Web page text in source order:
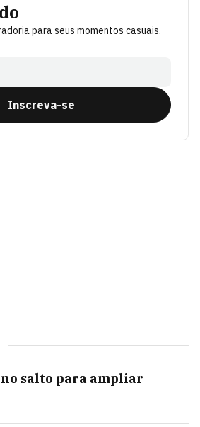
para seus momentos casuais.
Inscreva-se
salto para ampliar